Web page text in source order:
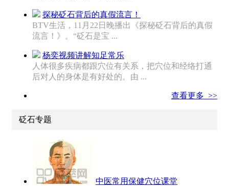
探秘砭石背后的真假流言！
BTV生活，11月22日晚播出《探秘砭石背后的真假
流言！》。“砭石是宝 ...
杨奕视频讲解知足常乐
人体很多疾病都跟穴位有关系，把穴位和经络打通
后对人的身体是有好处的。由 ...
查看更多 >>
砭石专题
中医常用保健穴位课堂